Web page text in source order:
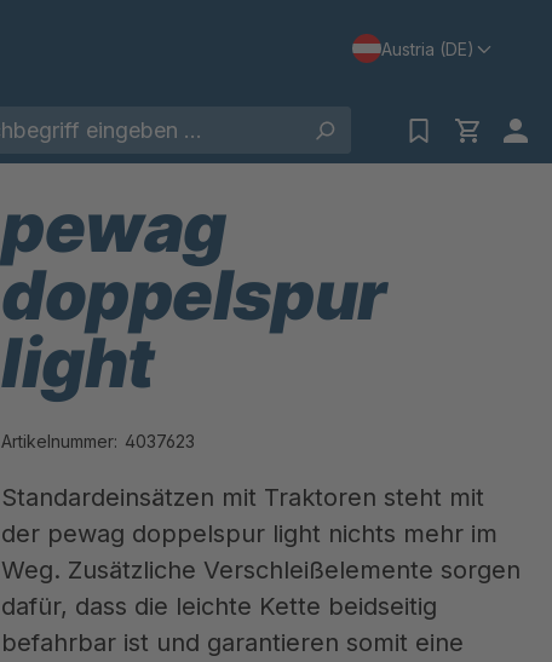
Austria (DE)
pewag
doppelspur
light
Artikelnummer: 4037623
Standardeinsätzen mit Traktoren steht mit
der pewag doppelspur light nichts mehr im
Weg. Zusätzliche Verschleißelemente sorgen
dafür, dass die leichte Kette beidseitig
befahrbar ist und garantieren somit eine